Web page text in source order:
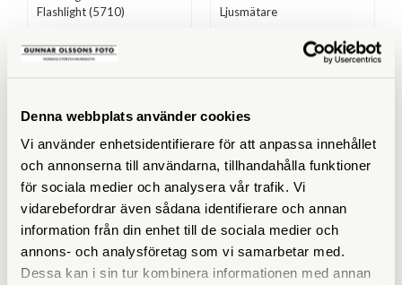
Denna webbplats använder cookies
Vi använder enhetsidentifierare för att anpassa innehållet
och annonserna till användarna, tillhandahålla funktioner
för sociala medier och analysera vår trafik. Vi
vidarebefordrar även sådana identifierare och annan
information från din enhet till de sociala medier och
annons- och analysföretag som vi samarbetar med.
Dessa kan i sin tur kombinera informationen med annan
Flashlight (5710)
Finns i lager
LÄS MER
Ljusmätare
Finns i lager
ANDRA KÖPTE ÄVEN